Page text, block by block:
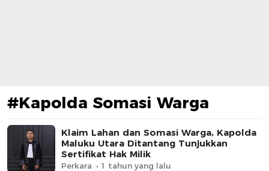
#Kapolda Somasi Warga
Klaim Lahan dan Somasi Warga, Kapolda
Maluku Utara Ditantang Tunjukkan
Sertifikat Hak Milik
Perkara 1 tahun yang lalu